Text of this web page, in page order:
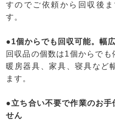
すのでご依頼から回収後
す。
●1個からでも回収可能。幅
回収品の個数は1個からでも
暖房器具、家具、寝具など
ます。
●立ち合い不要で作業のお手
せん